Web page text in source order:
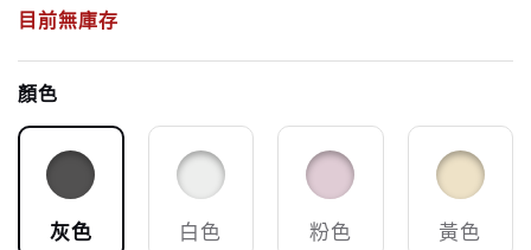
目前無庫存
顏色
灰色 白色 粉色 黃色